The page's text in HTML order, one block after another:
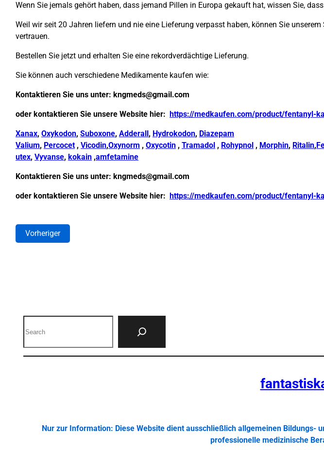
Wenn Sie jemals gehört haben, dass jemand Pillen in Europa gekauft hat, wissen Sie,
Weil wir seit 20 Jahren liefern und nie eine Lieferung verpasst haben, können Sie unserem
vertrauen.
Bestellen Sie jetzt und erhalten Sie eine rekordverdächtige Lieferung.
Sie können auch verschiedene Medikamente kaufen wie:
Kontaktieren Sie uns unter: kngmeds@gmail.com
oder kontaktieren Sie unsere Website hier: https://medkaufen.com/product/fentanyl-
Xanax, Oxykodon, Suboxone, Adderall , Hydrokodon, Diazepam
Valium, Percocet, Vicodin,Oxynorm , Oxycotin , Tramadol , Rohypnol , Morphin, Ritalin,
utex, Vyvanse, kokain ,amfetamine
Kontaktieren Sie uns unter: kngmeds@gmail.com
oder kontaktieren Sie unsere Website hier: https://medkaufen.com/product/fentanyl-
Vorheriger
Nur zur Information: Diese Website dient ausschließlich allgemeinen
professionelle medizinische